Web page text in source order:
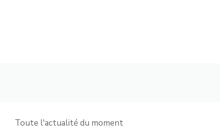
Toute l'actualité du moment